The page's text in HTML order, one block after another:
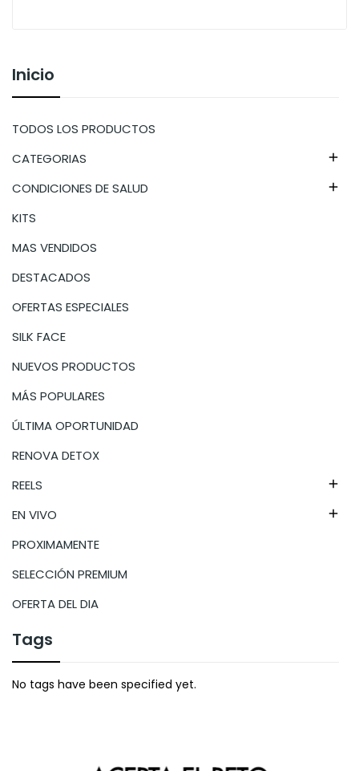
Inicio
TODOS LOS PRODUCTOS
CATEGORIAS

CONDICIONES DE SALUD 
KITS
MAS VENDIDOS
DESTACADOS
OFERTAS ESPECIALES
SILK FACE
NUEVOS PRODUCTOS
MÁS POPULARES
ÚLTIMA OPORTUNIDAD
RENOVA DETOX
REELS

EN VIVO 
PROXIMAMENTE
SELECCIÓN PREMIUM
OFERTA DEL DIA
Tags
No tags have been specified yet.